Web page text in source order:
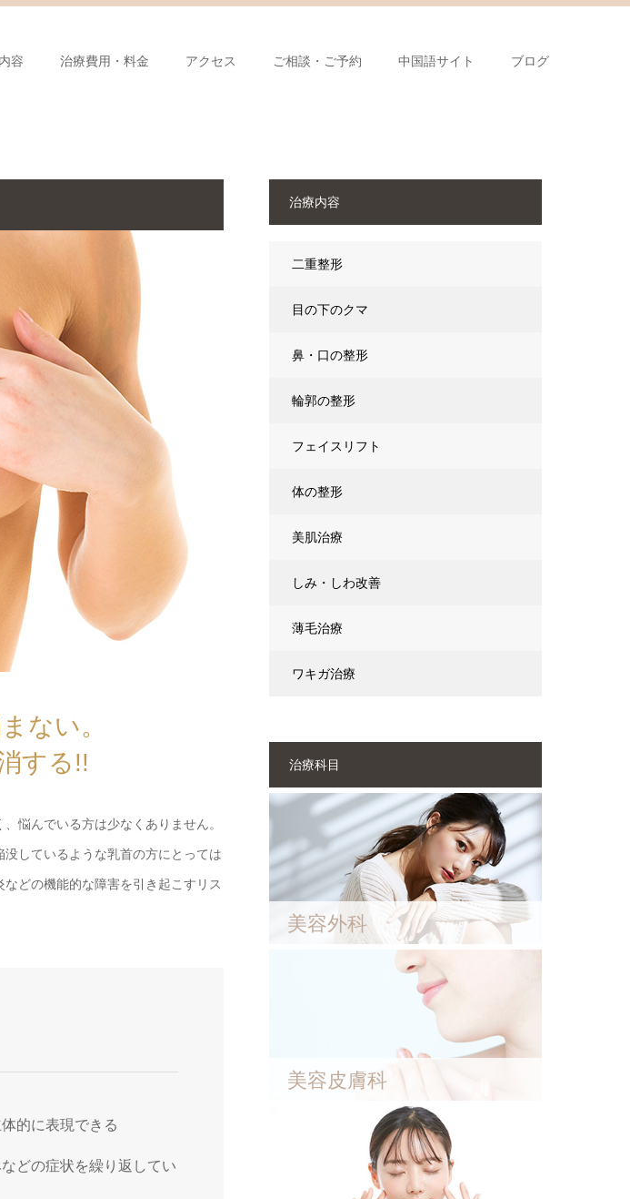
容 治療費用・料金 アクセス ご相談・ご予約 中国語サイト ブログ
ない。
する!!
悩んでいる方は少なくありません。
しているような乳首の方にとっては
どの機能的な障害を引き起こすリス
的に表現できる
どの症状を繰り返してい
治療内容
二重整形
目の下のクマ
鼻・口の整形
輪郭の整形
フェイスリフト
体の整形
美肌治療
しみ・しわ改善
薄毛治療
ワキガ治療
治療科目
美容外科
美容皮膚科